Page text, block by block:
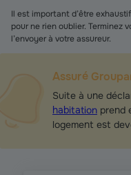
Il est important d’être
pour ne rien oublier. Terminez
l’envoyer à votre assureur.
Assuré
Suite à une
habitation prend
logement est